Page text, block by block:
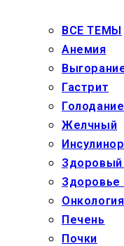
ВСЕ ТЕМЫ
Анемия
Гастрит
Голодание
Желчный
Здоровый
Здоровье
Онкология
Печень
Почки